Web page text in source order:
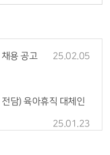
용 공고 25.02.05
담) 육아휴직 대체인
25.01.23